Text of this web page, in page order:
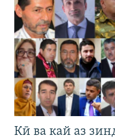
Кӣ ва кай аз